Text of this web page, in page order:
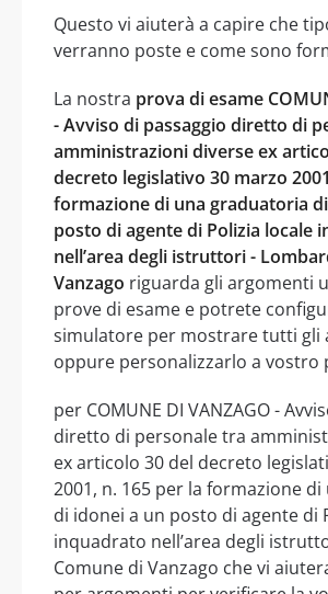
Questo vi aiuterà a capire che
verranno poste e come sono
La nostra prova di esame
- Avviso di passaggio diretto di
amministrazioni diverse ex
decreto legislativo 30 marzo
formazione di una graduatoria
posto di agente di Polizia locale
nell’area degli istruttori -
Vanzago riguarda gli argomenti
prove di esame e potrete
simulatore per mostrare tutti gli
oppure personalizzarlo a vostro
per COMUNE DI VANZAGO -
diretto di personale tra
ex articolo 30 del decreto
2001, n. 165 per la formazione
di idonei a un posto di agente di
inquadrato nell’area degli
Comune di Vanzago che vi